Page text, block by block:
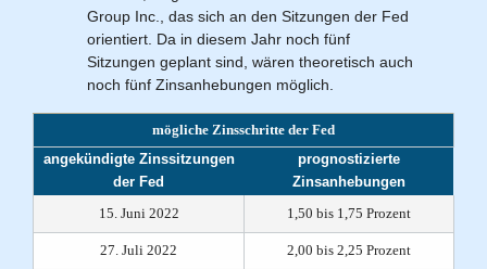
Group Inc., das sich an den Sitzungen der Fed
orientiert. Da in diesem Jahr noch fünf
Sitzungen geplant sind, wären theoretisch auch
noch fünf Zinsanhebungen möglich.
mögliche Zinsschritte der Fed
angekündigte Zins­sitzungen
der Fed
prognos­tizierte
Zinsanhebungen
15. Juni 2022 1,50 bis 1,75 Prozent
27. Juli 2022 2,00 bis 2,25 Prozent